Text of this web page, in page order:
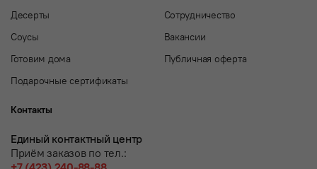
Десерты
Соусы
Готовим дома
Подарочные сертификаты
Сотрудничество
Вакансии
Публичная оферта
Контакты
Единый контактный центр
Приём заказов по тел.: